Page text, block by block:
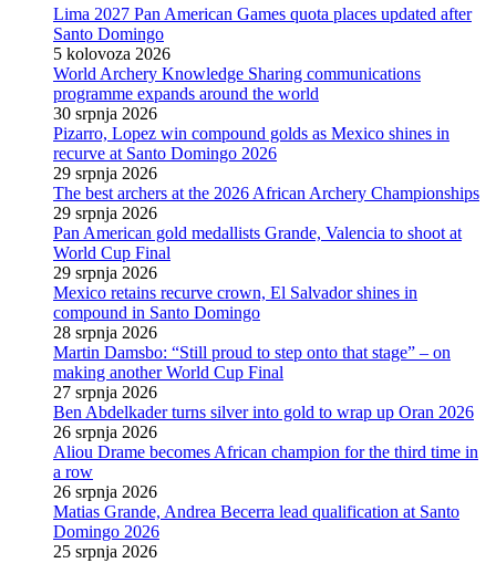
Lima 2027 Pan American Games quota places updated after
Santo Domingo
5 kolovoza 2026
World Archery Knowledge Sharing communications
programme expands around the world
30 srpnja 2026
Pizarro, Lopez win compound golds as Mexico shines in
recurve at Santo Domingo 2026
29 srpnja 2026
The best archers at the 2026 African Archery Championships
29 srpnja 2026
Pan American gold medallists Grande, Valencia to shoot at
World Cup Final
29 srpnja 2026
Mexico retains recurve crown, El Salvador shines in
compound in Santo Domingo
28 srpnja 2026
Martin Damsbo: “Still proud to step onto that stage” – on
making another World Cup Final
27 srpnja 2026
Ben Abdelkader turns silver into gold to wrap up Oran 2026
26 srpnja 2026
Aliou Drame becomes African champion for the third time in
a row
26 srpnja 2026
Matias Grande, Andrea Becerra lead qualification at Santo
Domingo 2026
25 srpnja 2026